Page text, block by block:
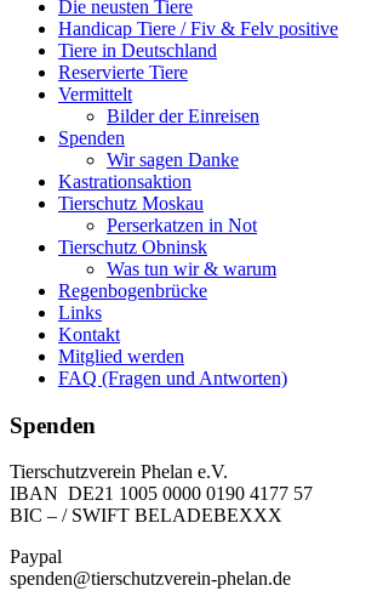
Die neusten Tiere
Handicap Tiere / Fiv & Felv positive
Tiere in Deutschland
Reservierte Tiere
Vermittelt
Bilder der Einreisen
Spenden
Wir sagen Danke
Kastrationsaktion
Tierschutz Moskau
Perserkatzen in Not
Tierschutz Obninsk
Was tun wir & warum
Regenbogenbrücke
Links
Kontakt
Mitglied werden
FAQ (Fragen und Antworten)
Spenden
Tierschutzverein Phelan e.V.
IBAN DE21 1005 0000 0190 4177 57
BIC – / SWIFT BELADEBEXXX
Paypal
spenden@tierschutzverein-phelan.de